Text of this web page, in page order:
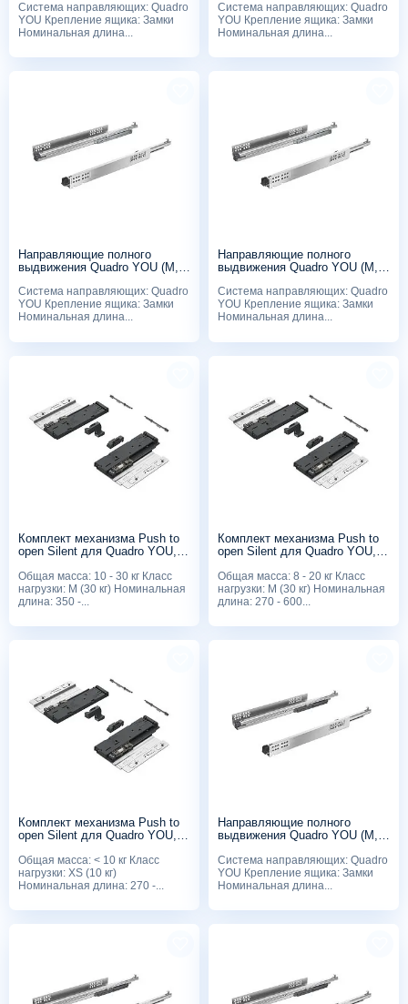
замками
Система направляющих: Quadro
YOU Крепление ящика: Замки
Номинальная длина...
замками
Система направляющих: Quadro
YOU Крепление ящика: Замки
Номинальная длина...
Направляющие полного
выдвижения Quadro YOU (M,
замками
Система направляющих: Quadro
YOU Крепление ящика: Замки
Номинальная длина...
Направляющие полного
выдвижения Quadro YOU (M,
замками
Система направляющих: Quadro
YOU Крепление ящика: Замки
Номинальная длина...
Комплект механизма Push to
open Silent для Quadro YOU, M
Общая масса: 10 - 30 кг Класс
нагрузки: M (30 кг) Номинальная
длина: 350 -...
Комплект механизма Push to
open Silent для Quadro YOU, M
Общая масса: 8 - 20 кг Класс
нагрузки: M (30 кг) Номинальная
длина: 270 - 600...
Комплект механизма Push to
open Silent для Quadro YOU,
Общая масса: < 10 кг Класс
нагрузки: XS (10 кг)
Номинальная длина: 270 -...
Направляющие полного
выдвижения Quadro YOU (M,
замками
Система направляющих: Quadro
YOU Крепление ящика: Замки
Номинальная длина...